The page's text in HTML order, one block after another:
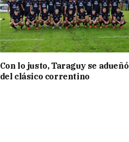
Con lo justo, Taraguy se adueñó
del clásico correntino